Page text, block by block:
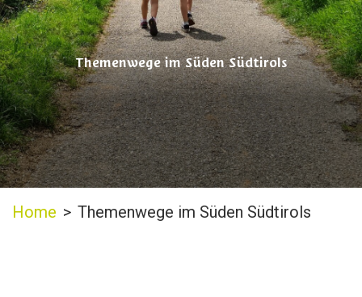
Themenwege im Süden Südtirols
Home > Themenwege im Süden Südtirols